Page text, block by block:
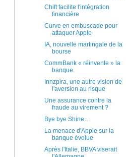
Chift facilite l'intégration
financière
Curve en embuscade pour
attaquer Apple
IA, nouvelle martingale de la
bourse
CommBank « réinvente » la
banque
Innzpira, une autre vision de
l'aversion au risque
Une assurance contre la
fraude au virement ?
Bye bye Shine…
La menace d'Apple sur la
banque évolue
Après l'Italie, BBVA viserait